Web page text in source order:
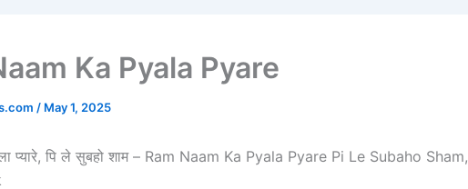
Ka Pyala Pyare
/ May 1, 2025
प्यारे, पि ले सुबहो शाम – Ram Naam Ka Pyala Pyare Pi Le Subaho Sham,